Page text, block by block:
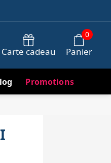
Carte cadeau Panier
0
Promotions